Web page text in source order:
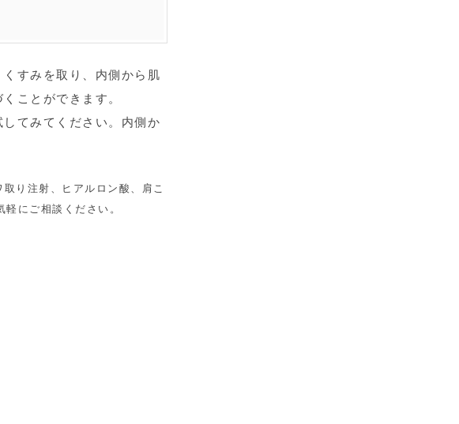
すみを取り、内側から肌
ことができます。
てみてください。内側か
り注射、ヒアルロン酸、肩こ
にご相談ください。